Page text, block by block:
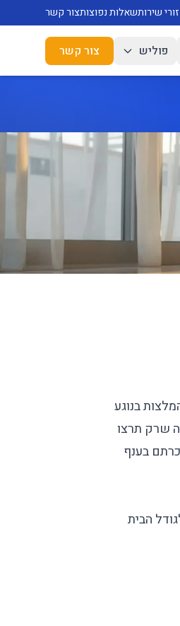
שירותשאלות נפוצותצור קשר
פוליש צור קשר
בנוגע
שרק תרצו
בענף
הבית